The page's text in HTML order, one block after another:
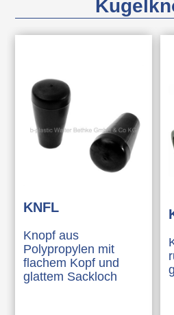
KNFL
Knopf aus
Polypropylen mit
flachem Kopf und
glattem Sackloch